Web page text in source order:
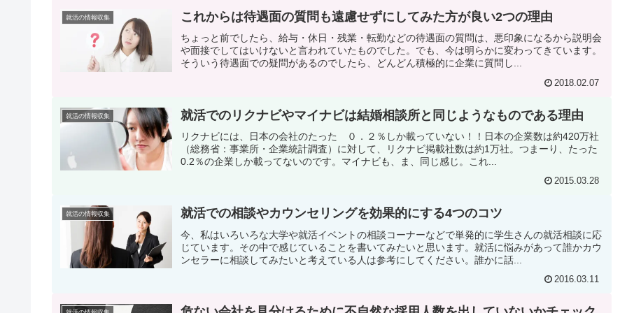
就活の情報収集 これからは待遇面の質問も遠慮せずにしてみた方が良い2つの理由
ちょっと前でしたら、給与・休日・残業・転勤などの待遇面の質問は、悪印象になるから説明会
や面接でしてはいけないと言われていたものでした。でも、今は明らかに変わってきています。
そういう待遇面での疑問があるのでしたら、どんどん積極的に企業に質問し...
2018.02.07
就活の情報収集 就活でのリクナビやマイナビは結婚相談所と同じようなものである理由
リクナビには、日本の会社のたった ０．２％しか載っていない！！日本の企業数は約420万社
（総務省：事業所・企業統計調査）に対して、リクナビ掲載社数は約1万社。つまーり、たった
0.2％の企業しか載ってないのです。マイナビも、ま、同じ感じ。これ...
2015.03.28
就活の情報収集 就活での相談やカウンセリングを効果的にする4つのコツ
今、私はいろいろな大学や就活イベントの相談コーナーなどで単発的に学生さんの就活相談に応
じています。その中で感じていることを書いてみたいと思います。就活に悩みがあって誰かカウ
ンセラーに相談してみたいと考えている人は参考にしてください。誰かに話...
2016.03.11